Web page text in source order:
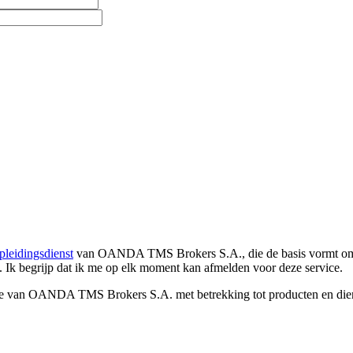
van OANDA TMS Brokers S.A., die de basis vormt
Ik begrijp dat ik me op elk moment kan afmelden voor deze service.
OANDA TMS Brokers S.A. met betrekking tot producten en